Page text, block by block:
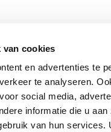
van cookies
en advertenties te
te analyseren.
social media,
informatie die u
van hun
codeModern SlaveryABC